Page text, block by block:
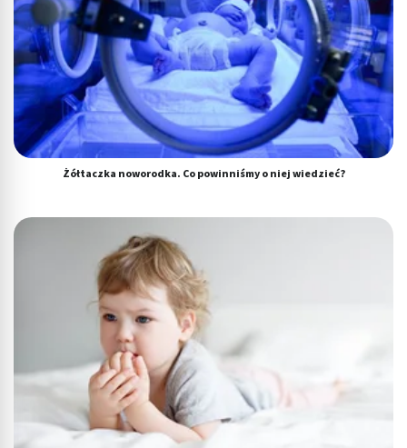
Żółtaczka noworodka. Co powinniśmy o niej wiedzieć?
Tworzenie profili w celu spersonalizowanych
reklam
Wykorzystanie profili do wyboru
spersonalizowanych reklam
Tworzenie profili w celu personalizacji treści
Wykorzystywanie profili w celu doboru
Pomiar efektywności reklam
Pomiar efektywności treści
Rozumienie odbiorców dzięki statystyce lub
kombinacji danych z różnych źródeł
Rozwój i ulepszanie usług
Wykorzystywanie ograniczonych danych do
wyboru treści
Funkcje specjalne IAB: